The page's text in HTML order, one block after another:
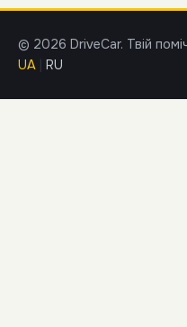
© 2026 DriveCar. Твій
UA
RU